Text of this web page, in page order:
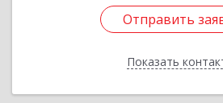
Отправить
Показать
Отправить
Назад